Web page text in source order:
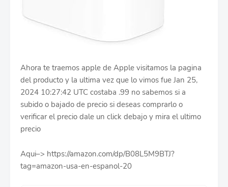
Ahora te traemos apple de Apple visitamos la pagina
del producto y la ultima vez que lo vimos fue Jan 25,
2024 10:27:42 UTC costaba .99 no sabemos si a
subido o bajado de precio si deseas comprarlo o
verificar el precio dale un click debajo y mira el ultimo
precio
Aqui–> https://amazon.com/dp/B08L5M9BTJ?
tag=amazon-usa-en-espanol-20